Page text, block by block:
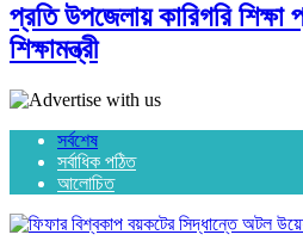
প্রতি উপজেলায় কারিগরি শিক্ষা
শিক্ষামন্ত্রী
সর্বশেষ
সর্বাধিক পঠিত
আলোচিত